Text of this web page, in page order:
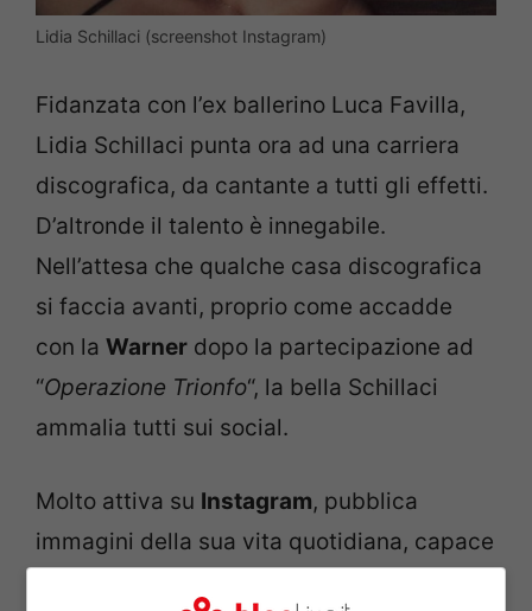
Lidia Schillaci (screenshot Instagram)
Fidanzata con l’ex ballerino Luca Favilla,
Lidia Schillaci punta ora ad una carriera
discografica, da cantante a tutti gli effetti.
D’altronde il talento è innegabile.
Nell’attesa che qualche casa discografica
si faccia avanti, proprio come accadde
con la Warner dopo la partecipazione ad
“Operazione Trionfo“, la bella Schillaci
ammalia tutti sui social.
Molto attiva su Instagram, pubblica
immagini della sua vita quotidiana, capace